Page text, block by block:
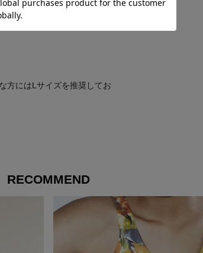
方にはLサイズを推奨してお
RECOMMEND